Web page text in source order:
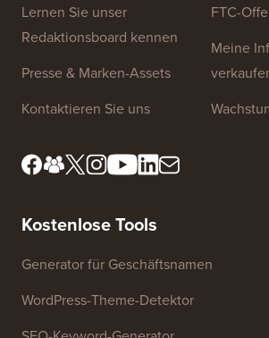
Lernen Sie unser
Redaktionsboard kennen
Presse & Marken-Assets
Kontaktieren Sie uns
FTC-
Meine
Kostenlose Tools
Generator für Geschäftsnamen
WordPress-Theme-Detektor